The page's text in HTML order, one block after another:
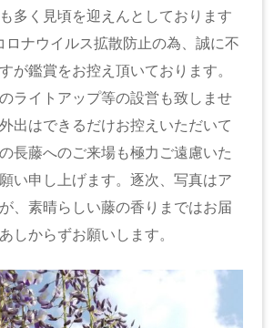
多く見頃を迎えんとしております
ロナウイルス拡散防止の為、誠に不
が鑑賞をお控え頂いております。
ライトアップ等の設営も致しませ
出はできるだけお控えいただいて
長藤へのご来場も極力ご遠慮いた
い申し上げます。逐次、写真はア
、素晴らしい藤の香りまではお届
しからずお願いします。